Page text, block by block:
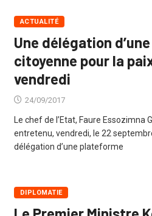
ACTUALITÉ
Une délégation
citoyenne pour la
vendredi
24/09/2017
Le chef de l’Etat, Faure Essozimna
entretenu, vendredi, le 22
délégation d’une plateforme
DIPLOMATIE